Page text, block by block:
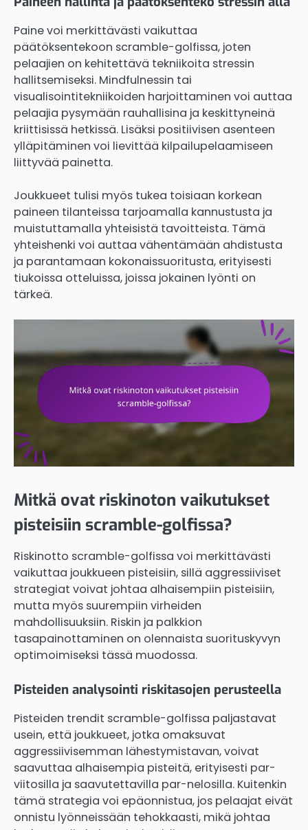
Paine voi merkittävästi vaikuttaa
päätöksentekoon scramble-golfissa, joten
pelaajien on kehitettävä tekniikoita stressin
hallitsemiseksi. Mindfulnessin tai
visualisointitekniikoiden harjoittaminen voi auttaa
pelaajia pysymään rauhallisina ja keskittyneinä
kriittisissä hetkissä. Lisäksi positiivisen asenteen
ylläpitäminen voi lievittää kilpailupelaamiseen
liittyvää painetta.
Joukkueet tulisi myös tukea toisiaan korkean
paineen tilanteissa tarjoamalla kannustusta ja
muistuttamalla yhteisistä tavoitteista. Tämä
yhteishenki voi auttaa vähentämään ahdistusta
ja parantamaan kokonaissuoritusta, erityisesti
tiukoissa otteluissa, joissa jokainen lyönti on
tärkeä.
Mitkä ovat riskinoton vaikutukset
pisteisiin scramble-golfissa?
Riskinotto scramble-golfissa voi merkittävästi
vaikuttaa joukkueen pisteisiin, sillä aggressiiviset
strategiat voivat johtaa alhaisempiin pisteisiin,
mutta myös suurempiin virheiden
mahdollisuuksiin. Riskin ja palkkion
tasapainottaminen on olennaista suorituskyvyn
optimoimiseksi tässä muodossa.
Pisteiden analysointi riskitasojen perusteella
Pisteiden trendit scramble-golfissa paljastavat
usein, että joukkueet, jotka omaksuvat
aggressiivisemman lähestymistavan, voivat
saavuttaa alhaisempia pisteitä, erityisesti par-
viitosilla ja saavutettavilla par-nelosilla. Kuitenkin
tämä strategia voi epäonnistua, jos pelaajat eivät
onnistu lyönneissään tehokkaasti, mikä johtaa